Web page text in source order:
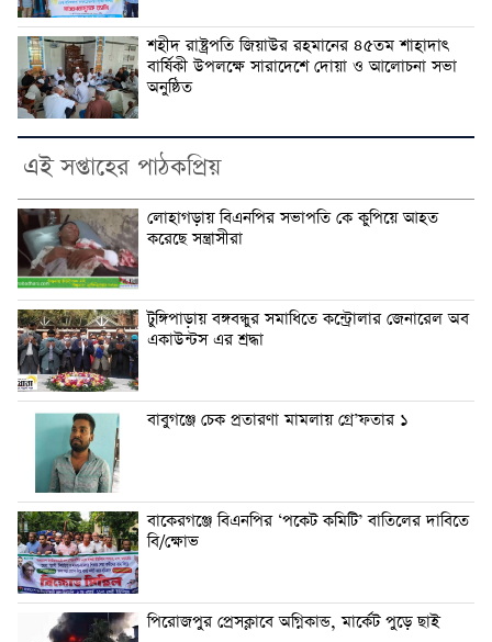
শহীদ রাষ্ট্রপতি জিয়াউর রহমানের ৪৫তম শাহাদাৎ
বার্ষিকী উপলক্ষে সারাদেশে দোয়া ও আলোচনা সভা
অনুষ্ঠিত
এই সপ্তাহের পাঠকপ্রিয়
লোহাগড়ায় বিএনপির সভাপতি কে কুপিয়ে আহত
করেছে সন্ত্রাসীরা
টুঙ্গিপাড়ায় বঙ্গবন্ধুর সমাধিতে কন্ট্রোলার জেনারেল অব
একাউন্টস এর শ্রদ্ধা
বাবুগঞ্জে চেক প্রতারণা মামলায় গ্রে’ফতার ১
বাকেরগঞ্জে বিএনপির ‘পকেট কমিটি’ বাতিলের দাবিতে
বি/ক্ষোভ
পিরোজপুর প্রেসক্লাবে অগ্নিকান্ড, মার্কেট পুড়ে ছাই